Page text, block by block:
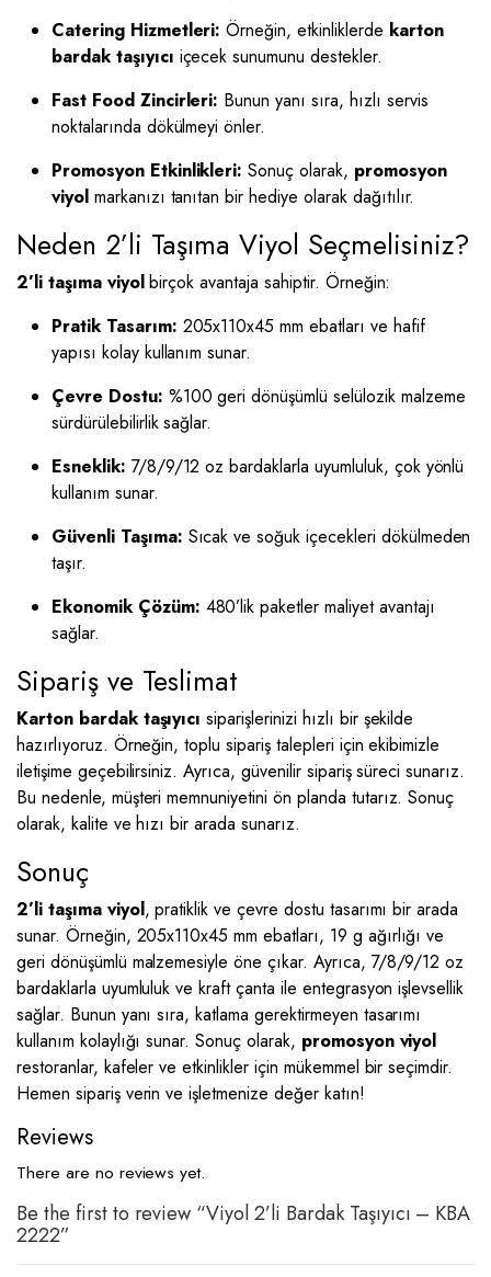
Catering Hizmetleri: Örneğin, etkinliklerde karton
bardak taşıyıcı içecek sunumunu destekler.
Fast Food Zincirleri: Bunun yanı sıra, hızlı servis
noktalarında dökülmeyi önler.
Promosyon Etkinlikleri: Sonuç olarak, promosyon
viyolmarkanızı tanıtan bir hediye olarak dağıtılır.
Neden 2’li Taşıma Viyol Seçmelisiniz?
2’li taşıma viyolbirçok avantaja sahiptir. Örneğin:
Pratik Tasarım: 205x110x45 mm ebatları ve hafif
yapısı kolay kullanım sunar.
Çevre Dostu: %100 geri dönüşümlü selülozik malzeme
sürdürülebilirlik sağlar.
Esneklik: 7/8/9/12 oz bardaklarla uyumluluk, çok yönlü
kullanım sunar.
Güvenli Taşıma: Sıcak ve soğuk içecekleri dökülmeden
taşır.
Ekonomik Çözüm: 480’lik paketler maliyet avantajı
sağlar.
Sipariş ve Teslimat
Karton bardak taşıyıcı siparişlerinizi hızlı bir şekilde
hazırlıyoruz. Örneğin, toplu sipariş talepleri için ekibimizle
iletişime geçebilirsiniz. Ayrıca, güvenilir sipariş süreci sunarız.
Bu nedenle, müşteri memnuniyetini ön planda tutarız. Sonuç
olarak, kalite ve hızı bir arada sunarız.
Sonuç
2’li taşıma viyol, pratiklik ve çevre dostu tasarımı bir arada
sunar. Örneğin, 205x110x45 mm ebatları, 19 g ağırlığı ve
geri dönüşümlü malzemesiyle öne çıkar. Ayrıca, 7/8/9/12 oz
bardaklarla uyumluluk ve kraft çanta ile entegrasyon işlevsellik
sağlar. Bunun yanı sıra, katlama gerektirmeyen tasarımı
kullanım kolaylığı sunar. Sonuç olarak, promosyon viyol
restoranlar, kafeler ve etkinlikler için mükemmel bir seçimdir.
Hemen sipariş verin ve işletmenize değer katın!
Reviews
There are no reviews yet.
Be the first to review “Viyol 2’li Bardak Taşıyıcı – KBA
2222”